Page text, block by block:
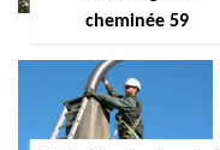
cheminée 59